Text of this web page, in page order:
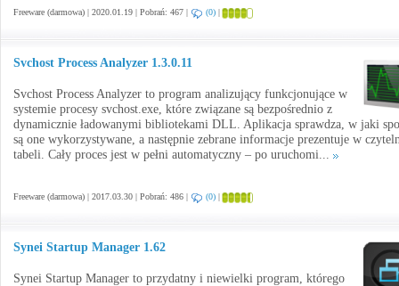
Freeware (darmowa) | 2020.01.19 | Pobrań: 467 | (0) |
Svchost Process Analyzer 1.3.0.11
Svchost Process Analyzer to program analizujący funkcjonujące w
systemie procesy svchost.exe, które związane są bezpośrednio z
dynamicznie ładowanymi bibliotekami DLL. Aplikacja sprawdza, w jaki
są one wykorzystywane, a następnie zebrane informacje prezentuje w
tabeli. Cały proces jest w pełni automatyczny – po uruchomi...
Freeware (darmowa) | 2017.03.30 | Pobrań: 486 | (0) |
Synei Startup Manager 1.62
Synei Startup Manager to przydatny i niewielki program, którego